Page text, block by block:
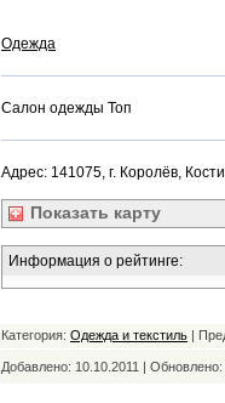
Одежда
Салон одежды Топ
Адрес: 141075, г. Королёв,
Показать карту
Информация о рейтинге:
Категория: Одежда и текстиль |
Добавлено: 10.10.2011 | Обновлено: